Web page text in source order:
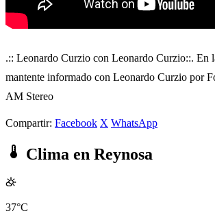
.:: Leonardo Curzio con Leonardo Curzio::. En
mantente informado con Leonardo Curzio por
AM Stereo
Compartir: Facebook X WhatsApp
Clima en Reynosa
37°C